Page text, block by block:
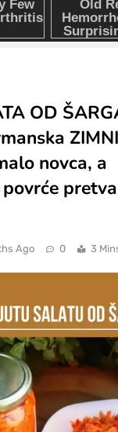
OD
novca, a
Ago 0 3